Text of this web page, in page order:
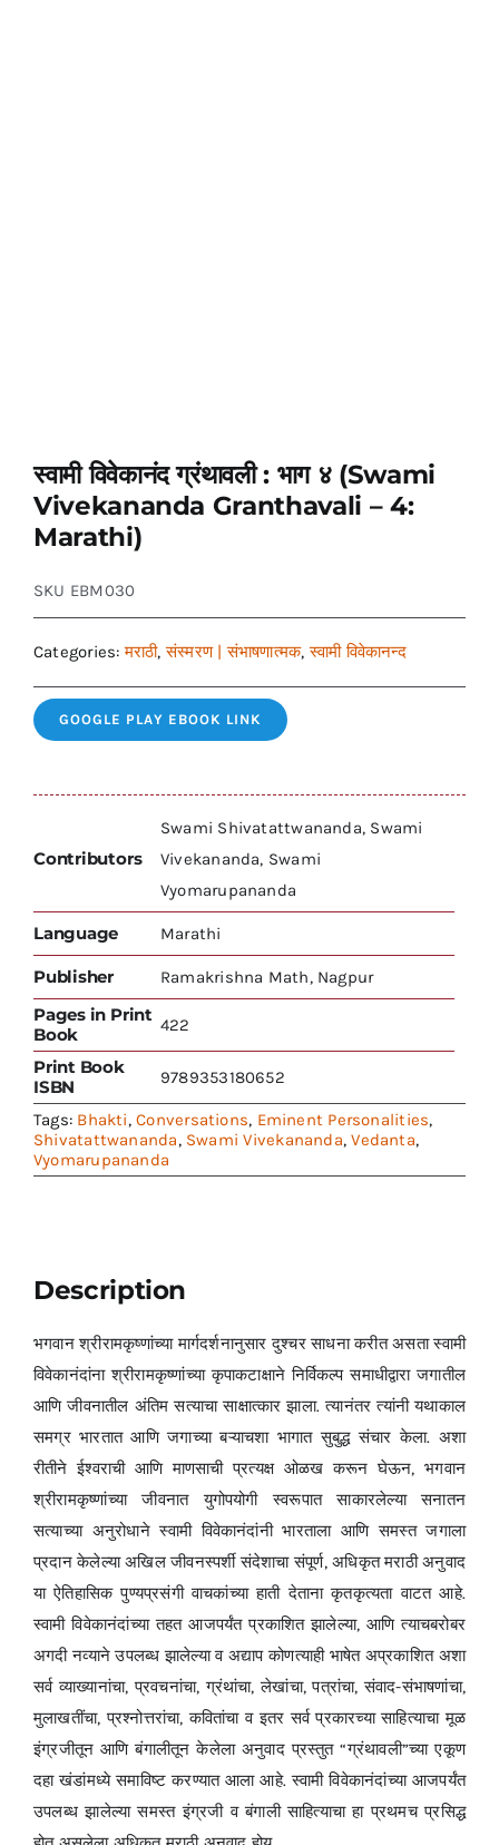
स्वामी विवेकानंद ग्रंथावली : भाग ४ (Swami
Vivekananda Granthavali – 4:
Marathi)
SKU EBM030
Categories:मराठी,संस्मरण | संभाषणात्मक,स्वामी विवेकानन्द
GOOGLE PLAY EBOOK LINK
Contributors
Swami Shivatattwananda, Swami
Vivekananda, Swami
Vyomarupananda
Language Marathi
Publisher Ramakrishna Math, Nagpur
Pages in Print
Book
422
Print Book
ISBN
9789353180652
Tags: Bhakti,Conversations, Eminent Personalities,
Shivatattwananda, Swami Vivekananda,Vedanta,
Vyomarupananda
Description
भगवान श्रीरामकृष्णांच्या मार्गदर्शनानुसार दुश्चर साधना करीत असता स्वामी
विवेकानंदांना श्रीरामकृष्णांच्या कृपाकटाक्षाने निर्विकल्प समाधीद्वारा जगातील
आणि जीवनातील अंतिम सत्याचा साक्षात्कार झाला. त्यानंतर त्यांनी यथाकाल
समग्र भारतात आणि जगाच्या बऱ्याचशा भागात सुबुद्ध संचार केला. अशा
रीतीने ईश्वराची आणि माणसाची प्रत्यक्ष ओळख करून घेऊन, भगवान
श्रीरामकृष्णांच्या जीवनात युगोपयोगी स्वरूपात साकारलेल्या सनातन
सत्याच्या अनुरोधाने स्वामी विवेकानंदांनी भारताला आणि समस्त जगाला
प्रदान केलेल्या अखिल जीवनस्पर्शी संदेशाचा संपूर्ण, अधिकृत मराठी अनुवाद
या ऐतिहासिक पुण्यप्रसंगी वाचकांच्या हाती देताना कृतकृत्यता वाटत आहे.
स्वामी विवेकानंदांच्या तहत आजपर्यंत प्रकाशित झालेल्या, आणि त्याचबरोबर
अगदी नव्याने उपलब्ध झालेल्या व अद्याप कोणत्याही भाषेत अप्रकाशित अशा
सर्व व्याख्यानांचा, प्रवचनांचा, ग्रंथांचा, लेखांचा, पत्रांचा, संवाद-संभाषणांचा,
मुलाखतींचा, प्रश्नोत्तरांचा, कवितांचा व इतर सर्व प्रकारच्या साहित्याचा मूळ
इंग्रजीतून आणि बंगालीतून केलेला अनुवाद प्रस्तुत “ग्रंथावली”च्या एकूण
दहा खंडांमध्ये समाविष्ट करण्यात आला आहे. स्वामी विवेकानंदांच्या आजपर्यंत
उपलब्ध झालेल्या समस्त इंग्रजी व बंगाली साहित्याचा हा प्रथमच प्रसिद्ध